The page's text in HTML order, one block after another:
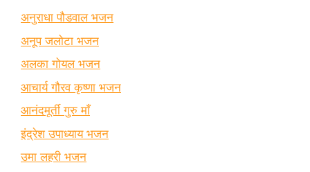
अनुराधा पौडवाल भजन
अनूप जलोटा भजन
अलका गोयल भजन
आचार्य गौरव कृष्णा भजन
आनंदमूर्ती गुरु माँ
इंद्रेश उपाध्याय भजन
उमा लहरी भजन